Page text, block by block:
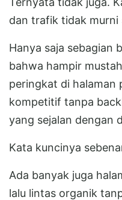
dan trafik tidak murni
Hanya saja sebagian
bahwa hampir
peringkat di halaman
kompetitif tanpa
yang sejalan dengan
Kata kuncinya
Ada banyak juga
lalu lintas organik